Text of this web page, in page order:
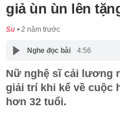
giả ùn ùn lên
Su 2 năm trước
Nghe đọc bài 4:56
Nữ nghệ sĩ cải lương
giải trí khi kể về cuộc
hơn 32 tuổi.